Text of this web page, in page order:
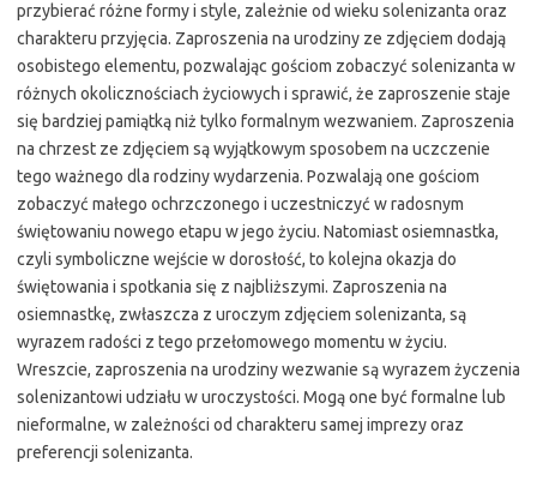
przybierać różne formy i style, zależnie od wieku solenizanta oraz
charakteru przyjęcia. Zaproszenia na urodziny ze zdjęciem dodają
osobistego elementu, pozwalając gościom zobaczyć solenizanta w
różnych okolicznościach życiowych i sprawić, że zaproszenie staje
się bardziej pamiątką niż tylko formalnym wezwaniem. Zaproszenia
na chrzest ze zdjęciem są wyjątkowym sposobem na uczczenie
tego ważnego dla rodziny wydarzenia. Pozwalają one gościom
zobaczyć małego ochrzczonego i uczestniczyć w radosnym
świętowaniu nowego etapu w jego życiu. Natomiast osiemnastka,
czyli symboliczne wejście w dorosłość, to kolejna okazja do
świętowania i spotkania się z najbliższymi. Zaproszenia na
osiemnastkę, zwłaszcza z uroczym zdjęciem solenizanta, są
wyrazem radości z tego przełomowego momentu w życiu.
Wreszcie, zaproszenia na urodziny wezwanie są wyrazem życzenia
solenizantowi udziału w uroczystości. Mogą one być formalne lub
nieformalne, w zależności od charakteru samej imprezy oraz
preferencji solenizanta.